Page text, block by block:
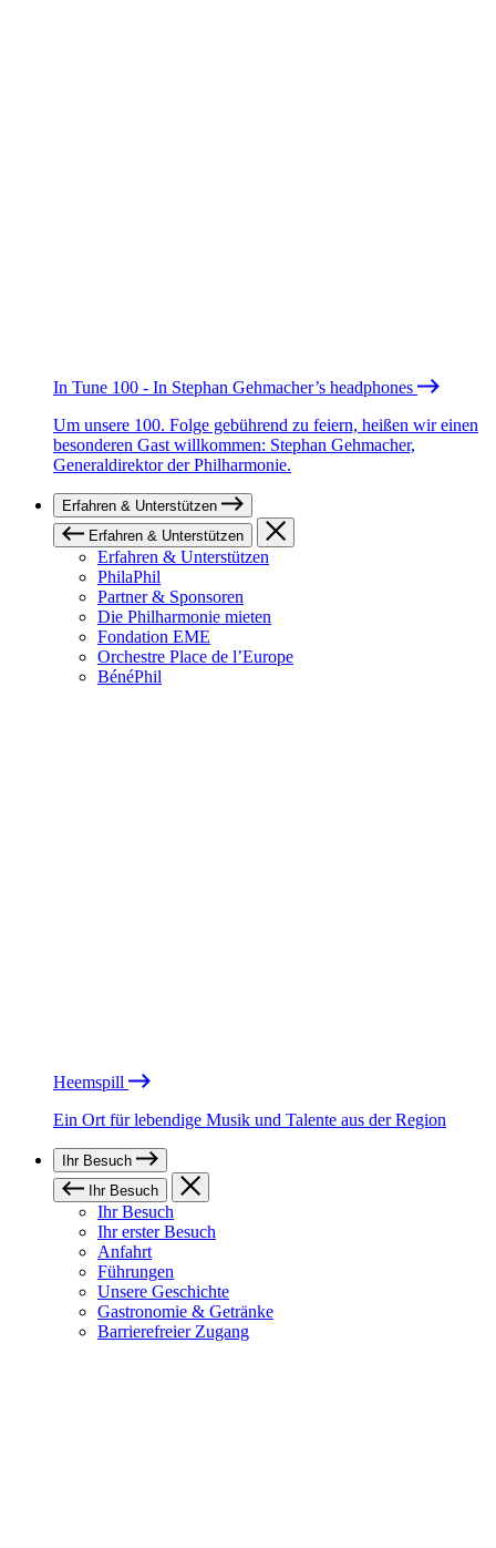
In Tune 100 - In Stephan Gehmacher’s headphones
Um unsere 100. Folge gebührend zu feiern, heißen wir einen
besonderen Gast willkommen: Stephan Gehmacher,
Generaldirektor der Philharmonie.
Erfahren & Unterstützen
Erfahren & Unterstützen
Erfahren & Unterstützen
PhilaPhil
Partner & Sponsoren
Die Philharmonie mieten
Fondation EME
Orchestre Place de l’Europe
BénéPhil
Heemspill
Ein Ort für lebendige Musik und Talente aus der Region
Ihr Besuch
Ihr Besuch
Ihr Besuch
Ihr erster Besuch
Anfahrt
Führungen
Unsere Geschichte
Gastronomie & Getränke
Barrierefreier Zugang